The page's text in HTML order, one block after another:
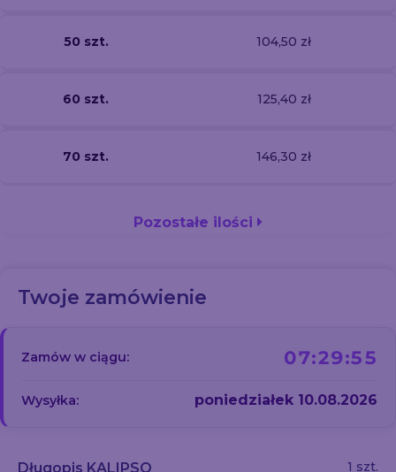
50 szt. 104,50 zł
60 szt. 125,40 zł
70 szt. 146,30 zł
Pozostałe ilości
Twoje zamówienie
Zamów w ciągu: 07:29:54
Wysyłka: poniedziałek 10.08.2026
Długopis KALIPSO 1 szt.